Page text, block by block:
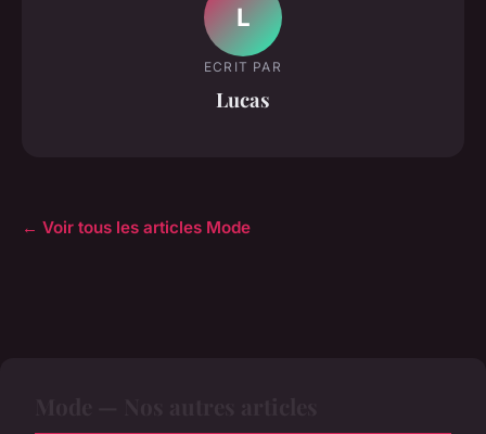
L
ECRIT PAR
Lucas
← Voir tous les articles Mode